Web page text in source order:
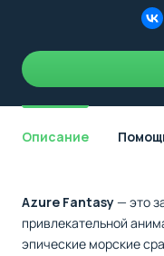
Описание
Azure Fantasy— это
привлекательной
эпические морские